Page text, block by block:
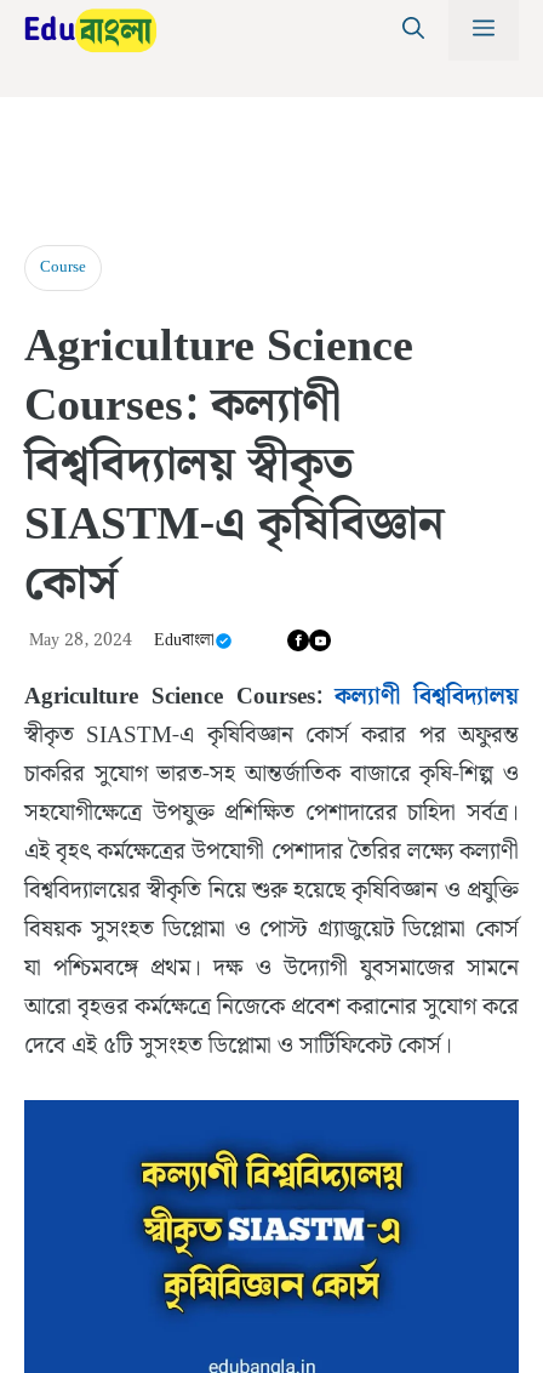
Skip
Course
Agriculture Science
Courses: কল্যাণী
বিশ্ববিদ্যালয় স্বীকৃত
SIASTM-এ কৃষিবিজ্ঞান
কোর্স
May 28, 2024 Eduবাংলা
Agriculture Science Courses:কল্যাণী বিশ্ববিদ্যালয়
স্বীকৃত SIASTM-এ কৃষিবিজ্ঞান কোর্স করার পর অফুরন্ত
চাকরির সুযোগ ভারত-সহ আন্তর্জাতিক বাজারে কৃষি-শিল্প ও
সহযোগীক্ষেত্রে উপযুক্ত প্রশিক্ষিত পেশাদারের চাহিদা সর্বত্র।
এই বৃহৎ কর্মক্ষেত্রের উপযোগী পেশাদার তৈরির লক্ষ্যে কল্যাণী
বিশ্ববিদ্যালয়ের স্বীকৃতি নিয়ে শুরু হয়েছে কৃষিবিজ্ঞান ও প্রযুক্তি
বিষয়ক সুসংহত ডিপ্লোমা ও পোস্ট গ্র্যাজুয়েট ডিপ্লোমা কোর্স
যা পশ্চিমবঙ্গে প্রথম। দক্ষ ও উদ্যোগী যুবসমাজের সামনে
আরো বৃহত্তর কর্মক্ষেত্রে নিজেকে প্রবেশ করানোর সুযোগ করে
দেবে এই ৫টি সুসংহত ডিপ্লোমা ও সার্টিফিকেট কোর্স।